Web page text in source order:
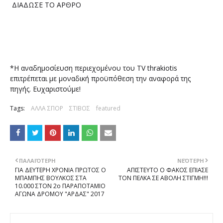
ΔΙΑΔΩΣΕ ΤΟ ΑΡΘΡΟ
*Η αναδημοσίευση περιεχομένου του TV thrakiotis
επιτρέπεται με μοναδική προϋπόθεση την αναφορά της
πηγής. Ευχαριστούμε!
Tags: ΑΛΛΑ ΣΠΟΡ ΣΤΙΒΟΣ featured
ΝΕΌΤΕΡΗ
ΑΠΙΣΤΕΥΤΟ Ο ΦΑΚΟΣ ΕΠΙΑΣΕ
ΤΟΝ ΠΕΛΚΑ ΣΕ ΑΒΟΛΗ ΣΤΙΓΜΗ!!!
ΠΑΛΑΙΌΤΕΡΗ
ΓΙΑ ΔΕΥΤΕΡΗ ΧΡΟΝΙΑ ΠΡΩΤΟΣ Ο
ΜΠΑΜΠΗΣ ΒΟΥΛΚΟΣ ΣΤΑ
10.000 ΣΤΟΝ 2o ΠΑΡΑΠΟΤΑΜΙΟ
ΑΓΩΝΑ ΔΡΟΜΟΥ "ΑΡΔΑΣ" 2017